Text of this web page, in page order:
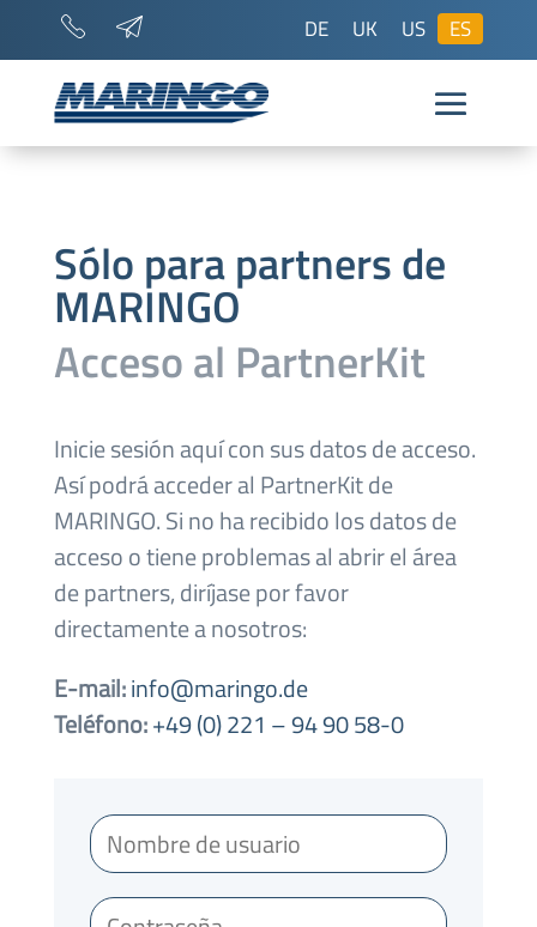
DE UK US ES
Sólo para partners de
MARINGO
Acceso al PartnerKit
Inicie sesión aquí con sus datos de acceso.
Así podrá acceder al PartnerKit de
MARINGO. Si no ha recibido los datos de
acceso o tiene problemas al abrir el área
de partners, diríjase por favor
directamente a nosotros:
E-mail:info@maringo.de
Teléfono:+49 (0) 221 – 94 90 58-0